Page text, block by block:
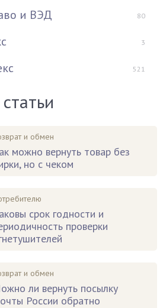
и ВЭД 80
3
521
и обмен
можно вернуть товар без
но с чеком
срок годности и
проверки
и обмен
ли вернуть посылку
России обратно